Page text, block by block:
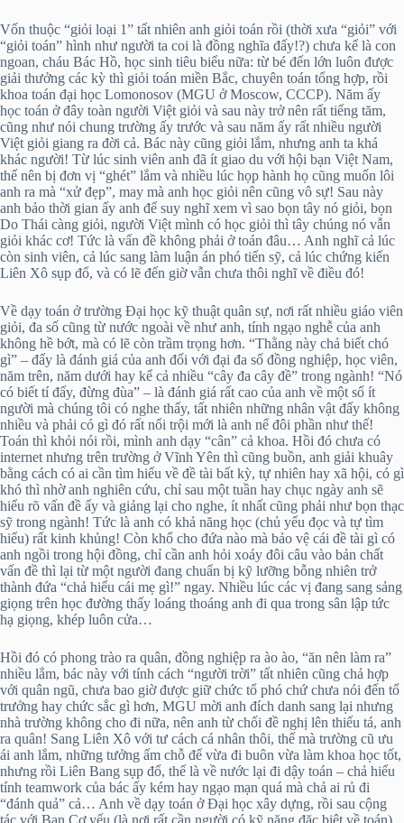
Vốn thuộc “giỏi loại 1” tất nhiên anh giỏi toán rồi (thời xưa “giỏi” với
“giỏi toán” hình như người ta coi là đồng nghĩa đấy!?) chưa kể là con
ngoan, cháu Bác Hồ, học sinh tiêu biểu nữa: từ bé đến lớn luôn được
giải thưởng các kỳ thì giỏi toán miền Bắc, chuyên toán tổng hợp, rồi
khoa toán đại học Lomonosov (MGU ở Moscow, CCCP). Năm ấy
học toán ở đây toàn người Việt giỏi và sau này trở nên rất tiếng tăm,
cũng như nói chung trường ấy trước và sau năm ấy rất nhiều người
Việt giỏi giang ra đời cả. Bác này cũng giỏi lắm, nhưng anh ta khá
khác người! Từ lúc sinh viên anh đã ít giao du với hội bạn Việt Nam,
thế nên bị đơn vị “ghét” lắm và nhiều lúc họp hành họ cũng muốn lôi
anh ra mà “xử đẹp”, may mà anh học giỏi nên cũng vô sự! Sau này
anh bảo thời gian ấy anh để suy nghĩ xem vì sao bọn tây nó giỏi, bọn
Do Thái càng giỏi, người Việt mình có học giỏi thì tây chúng nó vẫn
giỏi khác cơ! Tức là vấn đề không phải ở toán đâu… Anh nghĩ cả lúc
còn sinh viên, cả lúc sang làm luận án phó tiến sỹ, cả lúc chứng kiến
Liên Xô sụp đổ, và có lẽ đến giờ vẫn chưa thôi nghĩ về điều đó!
Về dạy toán ở trường Đại học kỹ thuật quân sự, nơi rất nhiều giáo viên
giỏi, đa số cũng từ nước ngoài về như anh, tính ngạo nghễ của anh
không hề bớt, mà có lẽ còn trầm trọng hơn. “Thằng này chả biết chó
gì” – đấy là đánh giá của anh đối với đại đa số đồng nghiệp, học viên,
năm trên, năm dưới hay kể cả nhiều “cây đa cây đề” trong ngành! “Nó
có biết tí đấy, đừng đùa” – là đánh giá rất cao của anh về một số ít
người mà chúng tôi có nghe thấy, tất nhiên những nhân vật đấy không
nhiều và phải có gì đó rất nổi trội mới là anh nể đôi phần như thế!
Toán thì khỏi nói rồi, mình anh dạy “cân” cả khoa. Hồi đó chưa có
internet nhưng trên trường ở Vĩnh Yên thì cũng buồn, anh giải khuây
bằng cách có ai cần tìm hiểu về đề tài bất kỳ, tự nhiên hay xã hội, có gì
khó thì nhờ anh nghiên cứu, chỉ sau một tuần hay chục ngày anh sẽ
hiểu rõ vấn đề ấy và giảng lại cho nghe, ít nhất cũng phải như bọn thạc
sỹ trong ngành! Tức là anh có khả năng học (chủ yếu đọc và tự tìm
hiểu) rất kinh khủng! Còn khổ cho đứa nào mà bảo vệ cái đề tài gì có
anh ngồi trong hội đồng, chỉ cần anh hỏi xoáy đôi câu vào bản chất
vấn đề thì lại từ một người đang chuẩn bị kỹ lưỡng bỗng nhiên trở
thành đứa “chả hiểu cái mẹ gì!” ngay. Nhiều lúc các vị đang sang sảng
giọng trên học đường thấy loáng thoáng anh đi qua trong sân lập tức
hạ giọng, khép luôn cửa…
Hồi đó có phong trào ra quân, đồng nghiệp ra ào ào, “ăn nên làm ra”
nhiều lắm, bác này với tính cách “người trời” tất nhiên cũng chả hợp
với quân ngũ, chưa bao giờ được giữ chức tổ phó chứ chưa nói đến tổ
trưởng hay chức sắc gì hơn, MGU mời anh đích danh sang lại nhưng
nhà trường không cho đi nữa, nên anh từ chối đề nghị lên thiếu tá, anh
ra quân! Sang Liên Xô với tư cách cá nhân thôi, thế mà trường cũ ưu
ái anh lắm, những tưởng ấm chỗ để vừa đi buôn vừa làm khoa học tốt,
nhưng rồi Liên Bang sụp đổ, thế là về nước lại đi dậy toán – chả hiểu
tính teamwork của bác ấy kém hay ngạo mạn quá mà chả ai rủ đi
“đánh quả” cả… Anh về dạy toán ở Đại học xây dựng, rồi sau cộng
tác với Ban Cơ yếu (là nơi rất cần người có kỹ năng đặc biệt về toán).